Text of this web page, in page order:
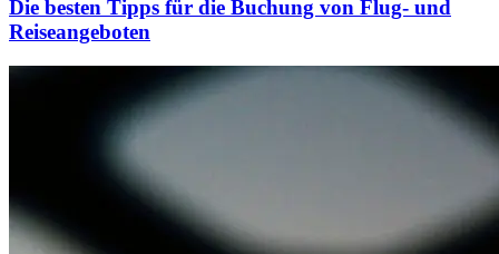
Die besten Tipps für die Buchung von Flug- und
Reiseangeboten